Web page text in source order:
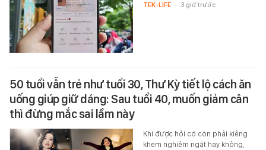
TEK-LIFE - 3 giờ trước
50 tuổi vẫn trẻ như tuổi 30, Thư Kỳ tiết lộ cách ăn
uống giúp giữ dáng: Sau tuổi 40, muốn giảm cân
thì đừng mắc sai lầm này
Khi được hỏi có còn phải kiêng
khem nghiêm ngặt hay không,